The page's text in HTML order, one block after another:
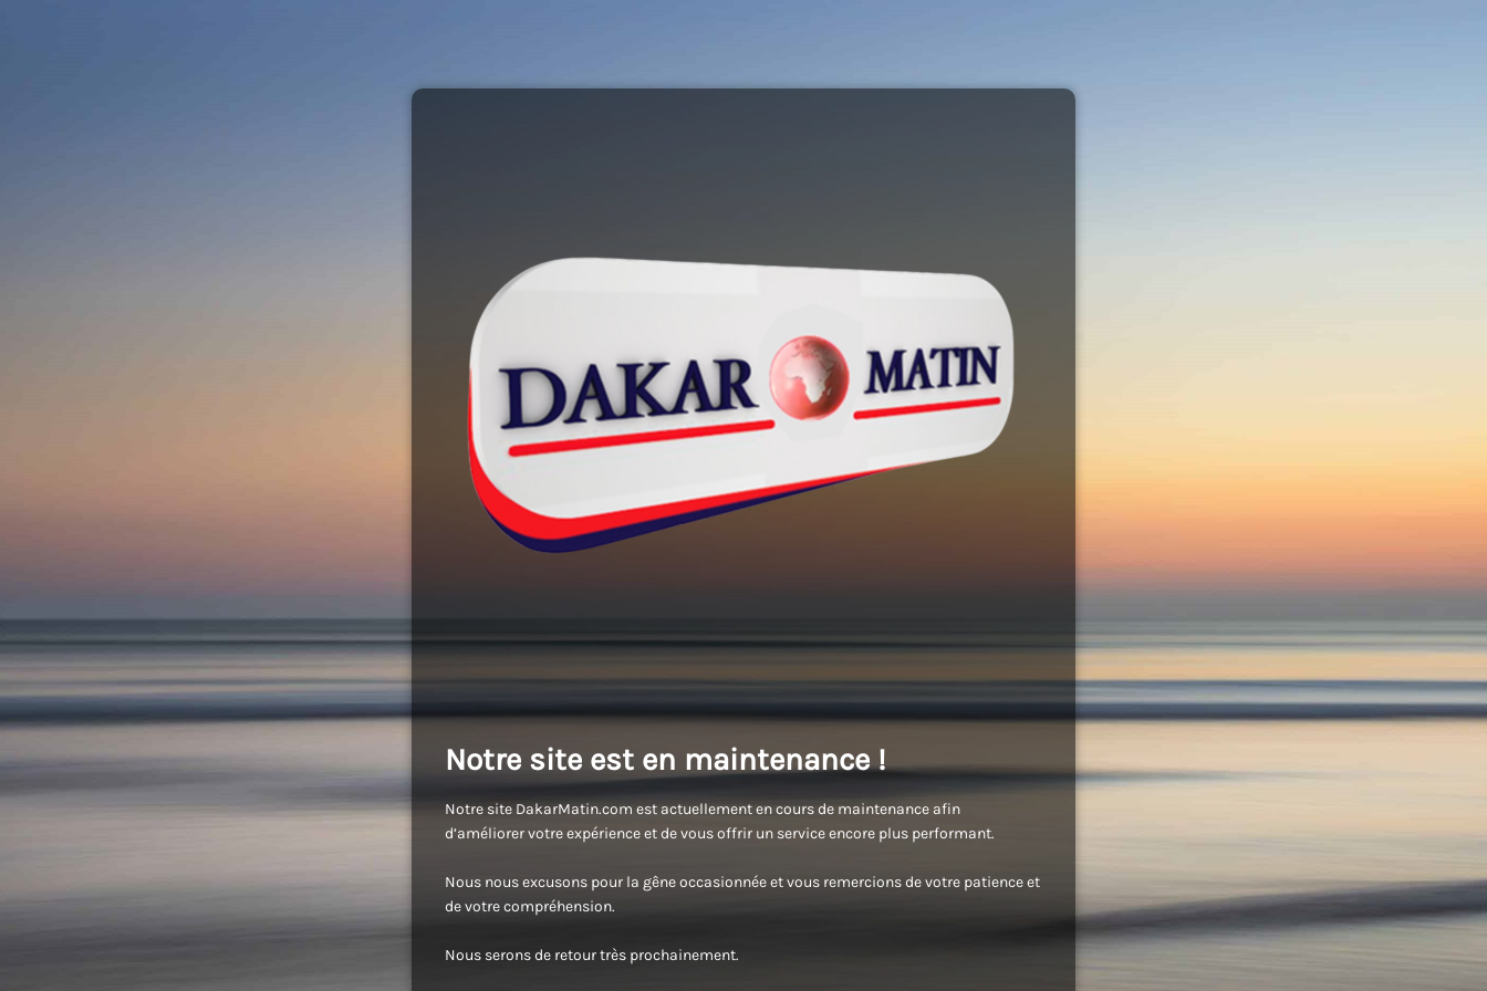
Notre site est en maintenance !
Notre site DakarMatin.com est actuellement en cours de maintenance afin
d’améliorer votre expérience et de vous offrir un service encore plus performant.
Nous nous excusons pour la gêne occasionnée et vous remercions de votre patience et
de votre compréhension.
Nous serons de retour très prochainement.